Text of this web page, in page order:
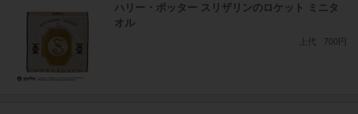
ハリー・ポッター スリザリンのロケット ミニタ
オル
上代 700円